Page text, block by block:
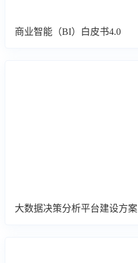
商业智能（BI）白皮书4.0
大数据决策分析平台建设方案